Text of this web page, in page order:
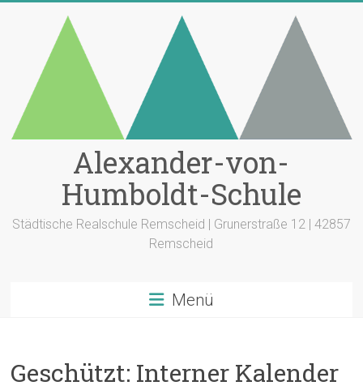
Alexander-von-
Humboldt-Schule
Städtische Realschule Remscheid | Grunerstraße 12 | 42857
Remscheid
Menü
Geschützt: Interner Kalender